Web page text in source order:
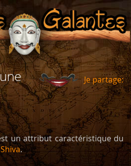
Je partage:
un attribut caractéristique du
Shiva.